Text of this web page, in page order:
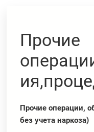
Прочие
Прочие операции,
без учета наркоза)